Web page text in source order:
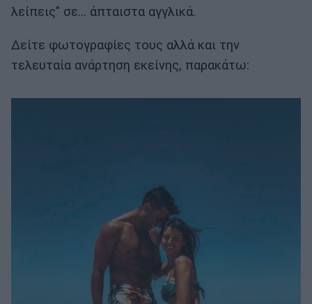
λείπεις" σε... άπταιστα αγγλικά.
Δείτε φωτογραφίες τους αλλά και την
τελευταία ανάρτηση εκείνης, παρακάτω: